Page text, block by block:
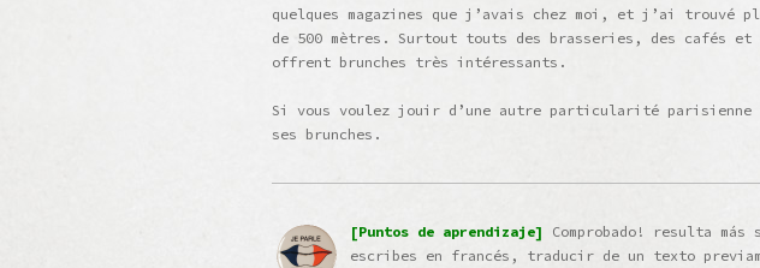
quelques magazines que j’avais chez moi, et j’ai trouvé
de 500 mètres. Surtout touts des brasseries, des cafés et
offrent brunches très intéressants.
Si vous voulez jouir d’une autre particularité parisienne
ses brunches.
[Puntos de aprendizaje]
Comprobado! resulta
escribes en francés, traducir de un texto